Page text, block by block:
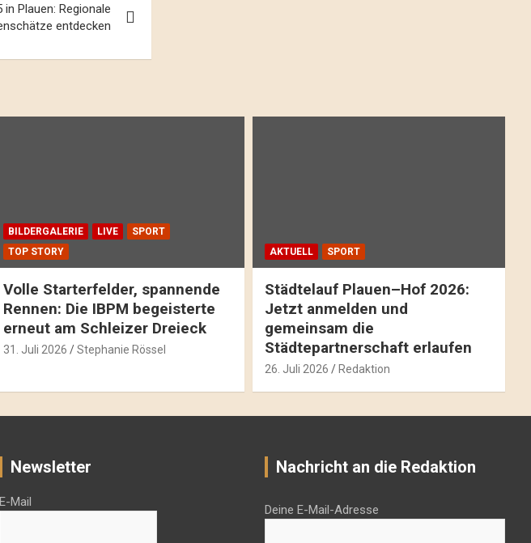
Plauen: Regionale
entdecken
BILDERGALERIE LIVE
SPORT
TOP STORY
Volle Starterfelder, spannende
Rennen: Die IBPM begeisterte
erneut am Schleizer Dreieck
31. Juli 2026 Stephanie Rössel
AKTUELL SPORT
Städtelauf Plauen–Hof 2026:
Jetzt anmelden und
gemeinsam die
Städtepartnerschaft erlaufen
26. Juli 2026 Redaktion
Newsletter
E-Mail
Nachricht an die Redaktion
Deine E-Mail-Adresse